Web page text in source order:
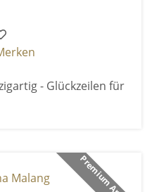
- Glückzeilen für